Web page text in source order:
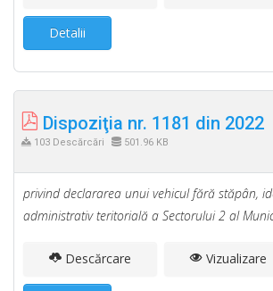
Detalii
Dispoziţia nr. 1181 din 2022
103 Descărcări 501.96 KB
privind declararea unui vehicul fără stăpân,
administrativ teritorială a Sectorului 2 al
Descărcare Vizualizare